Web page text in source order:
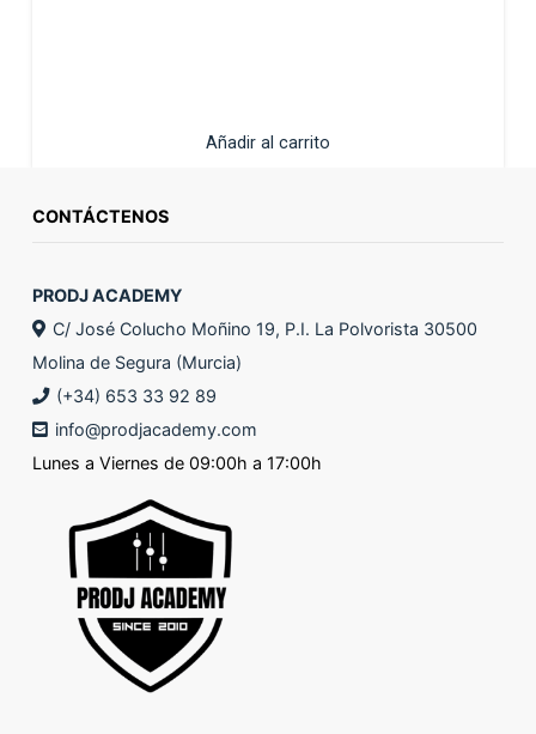
Añadir al carrito
CONTÁCTENOS
PRODJ ACADEMY
C/ José Colucho Moñino 19, P.I. La Polvorista 30500
Molina de Segura (Murcia)
(+34) 653 33 92 89
info@prodjacademy.com
Lunes a Viernes de 09:00h a 17:00h